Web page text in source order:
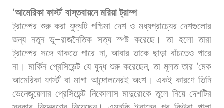
‘আমেরিকা ফার্স্ট’ বাস্তবায়নে মরিয়া ট্রাম্প
ট্রাম্পের শুরু করা যুদ্ধটি পশ্চিমা দেশ ও মধ্যপ্রাচ্যের দেশগুলোর
জন্য নতুন ভূ–রাজনৈতিক সত্য স্পষ্ট করেছে। তা হলো তারা
ট্রাম্পের সঙ্গে থাকতে পারে না, আবার তাকে ছাড়া বাঁচতেও পারে
না। মার্কিন প্রেসিডেন্ট যে যুদ্ধ শুরু করেছেন,তা মূলত তার ‘মেক
আমেরিকা ফার্স্ট’বা মাগা আন্দোলনেরই অংশ। একই কারণে তিনি
ভেনেজুয়েলার প্রেসিডেন্ট নিকোলাস মাদুরোকে তুলে নিয়ে দেশটির